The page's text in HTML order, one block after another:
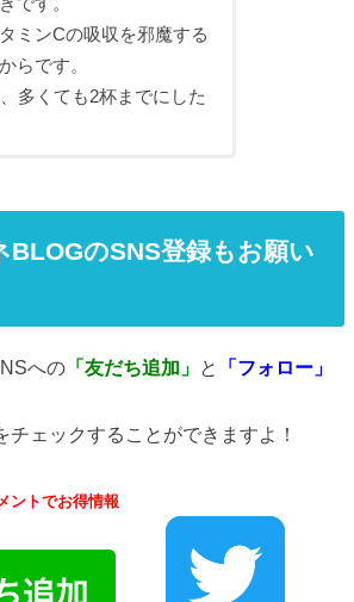
ミンCの吸収を邪魔する
らです。
多くても2杯までにした
BLOGのSNS登録もお願い
への 「友だち追加」 と
「フォロー」
チェックすることができますよ！
ントでお得情報